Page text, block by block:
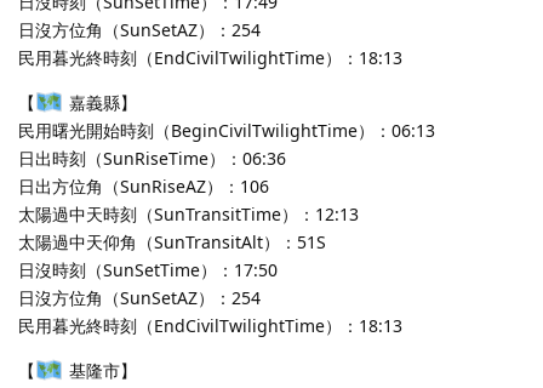
日沒方位角（SunSetAZ）：254
民用暮光終時刻（EndCivilTwilightTime）：18:13
【
嘉義縣】
民用曙光開始時刻（BeginCivilTwilightTime）：06:13
日出時刻（SunRiseTime）：06:36
日出方位角（SunRiseAZ）：106
太陽過中天時刻（SunTransitTime）：12:13
太陽過中天仰角（SunTransitAlt）：51S
日沒時刻（SunSetTime）：17:50
日沒方位角（SunSetAZ）：254
民用暮光終時刻（EndCivilTwilightTime）：18:13
【
基隆市】